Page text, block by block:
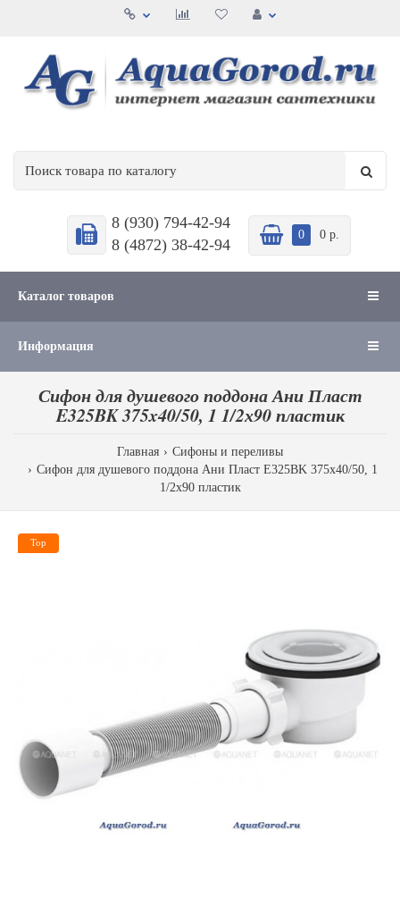
8 (930) 794-42-94
8 (4872) 38-42-94
0 0 р.
Каталог товаров
Информация
Сифон для душевого поддона Ани Пласт
E325BK 375x40/50, 1 1/2х90 пластик
Главная
Сифоны и переливы
Сифон для душевого поддона Ани Пласт E325BK 375x40/50, 1
1/2х90 пластик
Top